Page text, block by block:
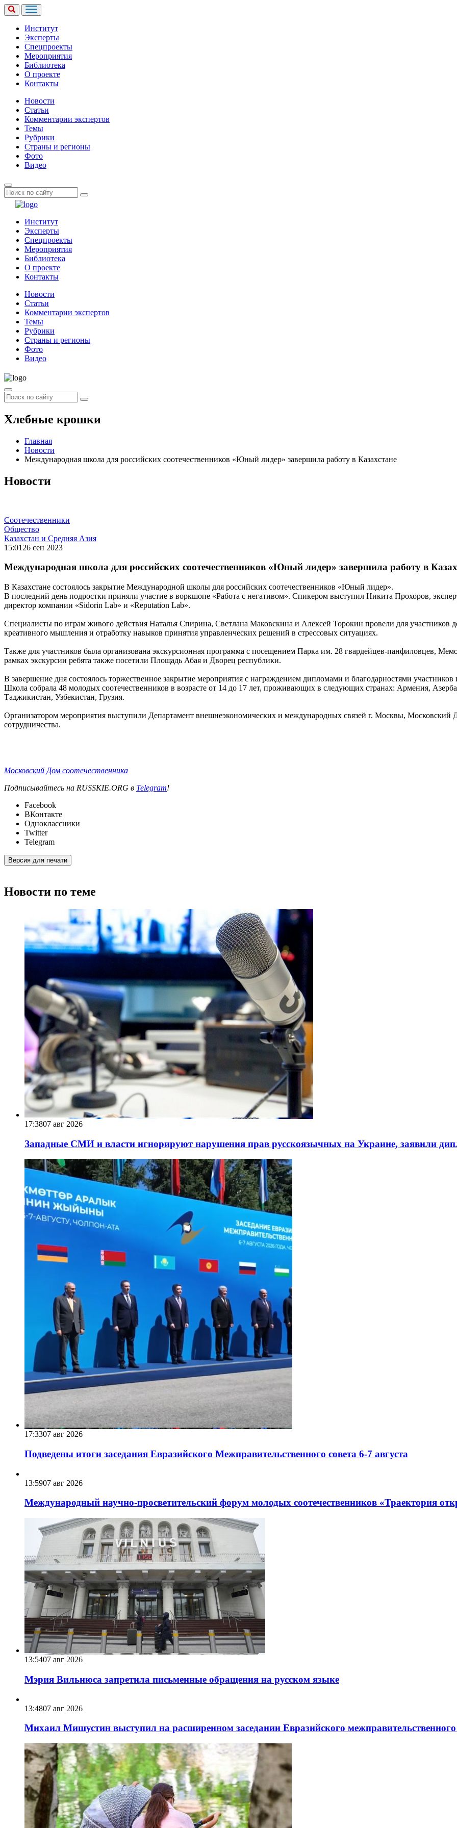
Институт
Эксперты
Спецпроекты
Мероприятия
Библиотека
О проекте
Контакты
Новости
Статьи
Комментарии экспертов
Темы
Рубрики
Страны и регионы
Фото
Видео
Институт
Эксперты
Спецпроекты
Мероприятия
Библиотека
О проекте
Контакты
Новости
Статьи
Комментарии экспертов
Темы
Рубрики
Страны и регионы
Фото
Видео
Хлебные крошки
Главная
Новости
Международная школа для российских соотечественников «Юный лидер» завершила работу в Казахстане
Новости
Соотечественники
Общество
Казахстан и Средняя Азия
15:01 26 сен 2023
Международная школа для российских соотечественников «Юный лидер» завершила работу в
В Казахстане состоялось закрытие Международной школы для российских соотечественников «Юный лидер».
В последний день подростки приняли участие в воркшопе «Работа с негативом». Спикером выступил Никита Прохоров,
директор компании «Sidorin Lab» и «Reputation Lab».
Специалисты по играм живого действия Наталья Спирина, Светлана Маковскина и Алексей Торокин провели для участников
креативного мышления и отработку навыков принятия управленческих решений в стрессовых ситуациях.
Также для участников была организована экскурсионная программа с посещением Парка им. 28 гвардейцев-панфиловцев,
рамках экскурсии ребята также посетили Площадь Абая и Дворец республики.
В завершение дня состоялось торжественное закрытие мероприятия с награждением дипломами и благодарностями
Школа собрала 48 молодых соотечественников в возрасте от 14 до 17 лет, проживающих в следующих странах: Армения,
Таджикистан, Узбекистан, Грузия.
Организатором мероприятия выступили Департамент внешнеэкономических и международных связей г. Москвы, Московский
сотрудничества.
Московский Дом соотечественника
Подписывайтесь на RUSSKIE.ORG в Telegram!
Facebook
ВКонтакте
Одноклассники
Twitter
Telegram
Версия для печати
Новости по теме
17:3807 авг 2026
Западные СМИ и власти игнорируют нарушения прав русскоязычных на Украине, заявили
17:3307 авг 2026
Подведены итоги заседания Евразийского Межправительственного совета 6-7 августа
13:5907 авг 2026
Международный научно-просветительский форум молодых соотечественников «Траектория
13:5407 авг 2026
Мэрия Вильнюса запретила письменные обращения на русском языке
13:4807 авг 2026
Михаил Мишустин выступил на расширенном заседании Евразийского